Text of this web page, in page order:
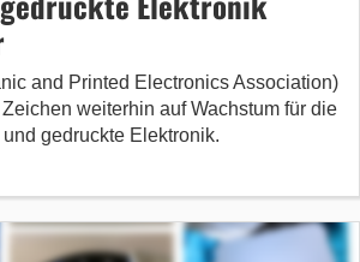
and Printed Electronics Association)
weiterhin auf Wachstum für die
gedruckte Elektronik.